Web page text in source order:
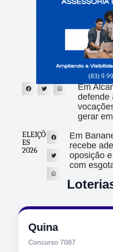
Em
defende
gerar
ELEIÇÕ
ES
2026
Em
recebe
oposição
com
Quina
Concurso 7087